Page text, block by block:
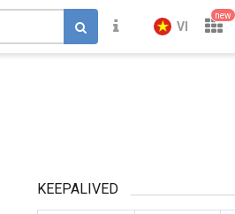
VI
new
KEEPALIVED